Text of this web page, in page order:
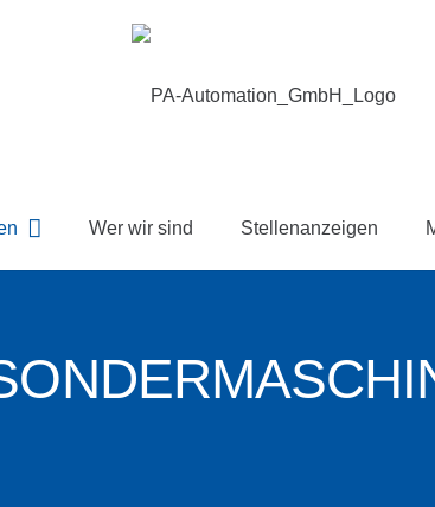
Wer wir sind Stellenanzeigen